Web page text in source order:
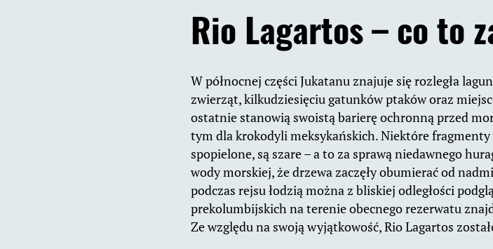
Rio Lagartos – co to
W północnej części Jukatanu znajuje się rozległa
zwierząt, kilkudziesięciu gatunków ptaków oraz
ostatnie stanowią swoistą barierę ochronną przed
tym dla krokodyli meksykańskich. Niektóre
spopielone, są szare – a to za sprawą niedawnego
wody morskiej, że drzewa zaczęły obumierać od
podczas rejsu łodzią można z bliskiej odległości
prekolumbijskich na terenie obecnego rezerwatu
Ze względu na swoją wyjątkowość, Rio Lagartos